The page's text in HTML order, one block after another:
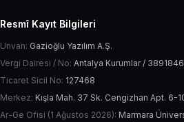
Resmî Kayıt Bilgileri
Unvan: Gazioğlu Yazılım A.Ş.
Vergi Dairesi / No: Antalya Kurumlar /
Ticaret Sicil No: 127468
Merkez: Kışla Mah. 37 Sk. Cengizhan Apt. 6-
Ar-Ge Ofisi (1 Ağustos 2026): Marmara